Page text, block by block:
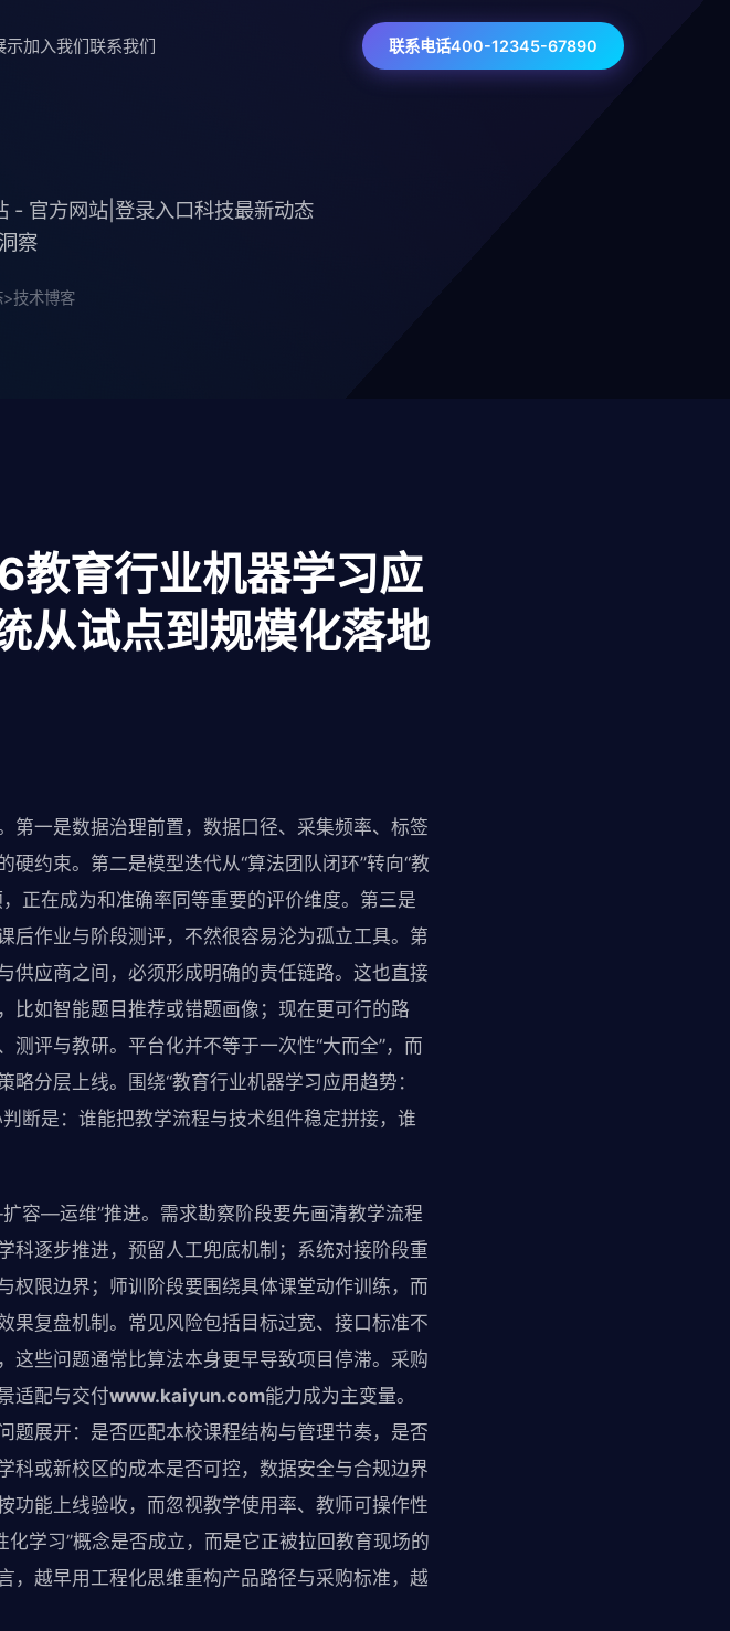
示加入我们联系我们 联系电话400-12345-67890
- 官方网站|登录入口科技最新动态
察
>技术博客
育行业机器学习应
从试点到规模化落地
第一是数据治理前置，数据口径、采集频率、标签
约束。第二是模型迭代从“算法团队闭环”转向“教
正在成为和准确率同等重要的评价维度。第三是
后作业与阶段测评，不然很容易沦为孤立工具。第
供应商之间，必须形成明确的责任链路。这也直接
比如智能题目推荐或错题画像；现在更可行的路
评与教研。平台化并不等于一次性“大而全”，而
分层上线。围绕“教育行业机器学习应用趋势：
断是：谁能把教学流程与技术组件稳定拼接，谁
容—运维”推进。需求勘察阶段要先画清教学流程
科逐步推进，预留人工兜底机制；系统对接阶段重
权限边界；师训阶段要围绕具体课堂动作训练，而
果复盘机制。常见风险包括目标过宽、接口标准不
这些问题通常比算法本身更早导致项目停滞。采购
适配与交付www.kaiyun.com能力成为主变量。
题展开：是否匹配本校课程结构与管理节奏，是否
科或新校区的成本是否可控，数据安全与合规边界
功能上线验收，而忽视教学使用率、教师可操作性
学习”概念是否成立，而是它正被拉回教育现场的
，越早用工程化思维重构产品路径与采购标准，越